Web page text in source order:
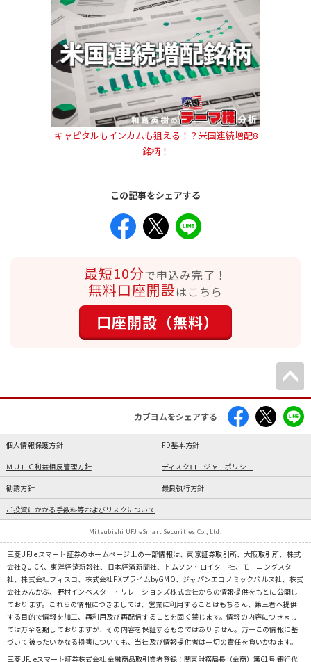
キャピタルもインカムも狙える！？米国連続増配8
銘柄！
この記事をシェアする
最短10分で申込み完了！
無料口座開設はこちら
口座開設（無料）
カブヨムをシェアする
個人情報保護方針 FD基本方針
ＭＵＦＧ利益相反管理方針 ディスクロージャーポリシー
勧誘方針 最良執行方針
ご投資にかかる手数料等およびリスクについて
Mitsubishi UFJ eSmart Securities Co., Ltd.
三菱UFJ eスマート証券のホームページ上の一部情報は、東京証券取引所、大阪取引所、株式
会社QUICK、東洋経済新報社、日本経済新聞社、トムソン・ロイター社、モーニングスター
社、株式会社フィスコ、株式会社FXプライムbyGMO、ジャパンエコノミックパルス社、株式
会社みんかぶ、野村インベスター・リレーションズ株式会社からの情報提供をもとに公開し
ております。これらの情報につきましては、営業に利用することはもちろん、第三者へ提供
する目的で情報を加工、再利用及び再配信することを固く禁じます。情報の内容につきまし
ては万全を期しておりますが、その内容を保証するものではありません。万一この情報に基
づいて被ったいかなる損害についても、当社及び情報提供者は一切の責任を負いかねます。
三菱UFJ eスマート証券株式会社 金融商品取引業者登録：関東財務局長（金商）第61号 銀行代